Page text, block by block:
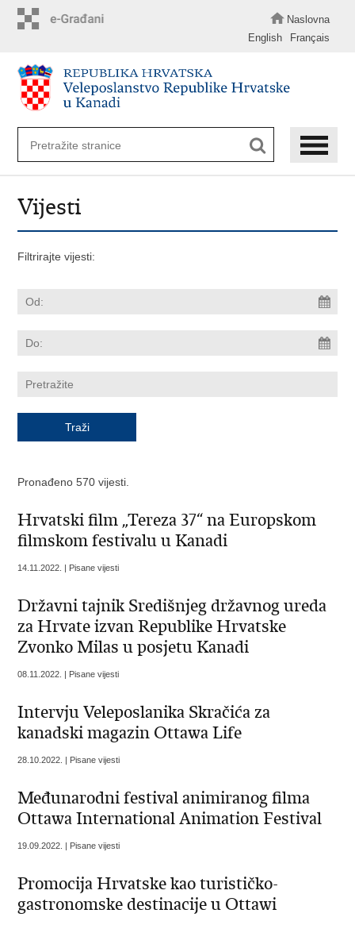
Naslovna
English
Français
Vijesti
Filtrirajte vijesti:
Pronađeno 570 vijesti.
Hrvatski film „Tereza 37“ na Europskom
filmskom festivalu u Kanadi
14.11.2022. | Pisane vijesti
Državni tajnik Središnjeg državnog ureda
za Hrvate izvan Republike Hrvatske
Zvonko Milas u posjetu Kanadi
08.11.2022. | Pisane vijesti
Intervju Veleposlanika Skračića za
kanadski magazin Ottawa Life
28.10.2022. | Pisane vijesti
Međunarodni festival animiranog filma
Ottawa International Animation Festival
19.09.2022. | Pisane vijesti
Promocija Hrvatske kao turističko-
gastronomske destinacije u Ottawi